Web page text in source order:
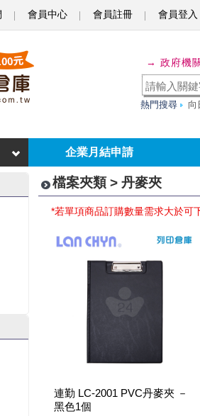
會員中心 會員註冊 會員登入
→ 政府機
熱門搜尋 向
企業月結申請
檔案夾類 > 丹麥夾
*若單項商品訂購數量需求大於可
連勤 LC-2001 PVC丹麥夾 －
黑色1個